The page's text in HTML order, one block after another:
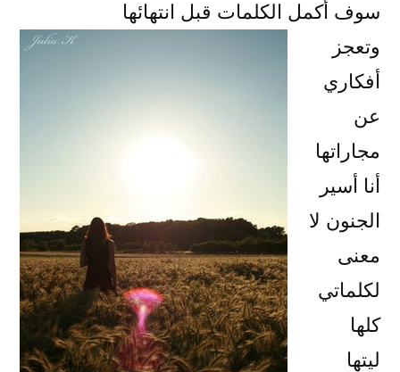
سوف أكمل الكلمات قبل انتهائها
وتعجز
أفكاري
عن
مجاراتها
أنا أسير
الجنون لا
معنى
لكلماتي
كلها
ليتها